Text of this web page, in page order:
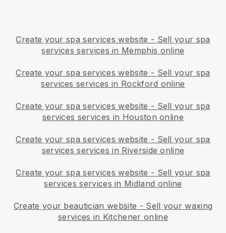
Create your spa services website - Sell your spa
services services in Memphis online
Create your spa services website - Sell your spa
services services in Rockford online
Create your spa services website - Sell your spa
services services in Houston online
Create your spa services website - Sell your spa
services services in Riverside online
Create your spa services website - Sell your spa
services services in Midland online
Create your beautician website - Sell your waxing
services in Kitchener online